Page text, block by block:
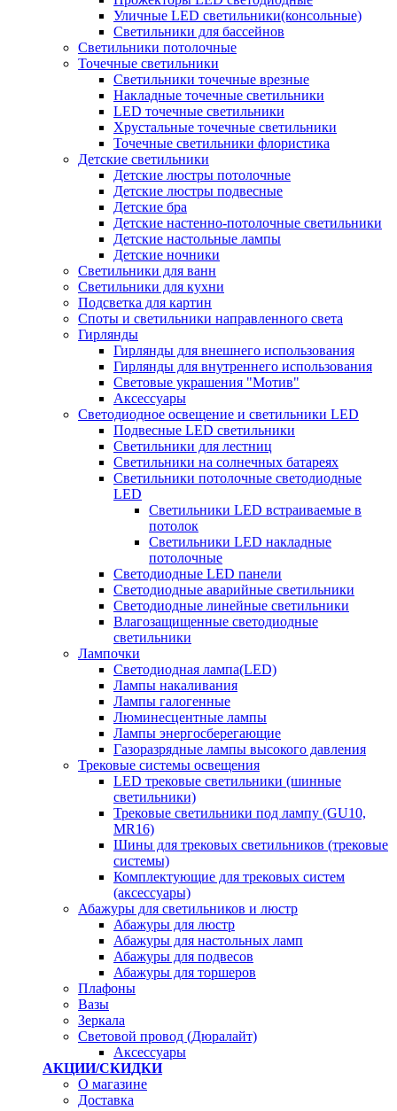
Уличные LED светильники(консольные)
Светильники для бассейнов
Светильники потолочные
Точечные светильники
Светильники точечные врезные
Накладные точечные светильники
LED точечные светильники
Хрустальные точечные светильники
Точечные светильники флористика
Детские светильники
Детские люстры потолочные
Детские люстры подвесные
Детские бра
Детские настенно-потолочные светильники
Детские настольные лампы
Детские ночники
Светильники для ванн
Светильники для кухни
Подсветка для картин
Споты и светильники направленного света
Гирлянды
Гирлянды для внешнего использования
Гирлянды для внутреннего использования
Световые украшения "Мотив"
Аксессуары
Светодиодное освещение и светильники LED
Подвесные LED светильники
Светильники для лестниц
Светильники на солнечных батареях
Светильники потолочные светодиодные
LED
Cветильники LED встраиваемые в
потолок
Светильники LED накладные
потолочные
Светодиодные LED панели
Светодиодные аварийные светильники
Светодиодные линейные светильники
Влагозащищенные светодиодные
светильники
Лампочки
Светодиодная лампа(LED)
Лампы накаливания
Лампы галогенные
Люминесцентные лампы
Лампы энергосберегающие
Газоразрядные лампы высокого давления
Трековые системы освещения
LED трековые светильники (шинные
светильники)
Трековые светильники под лампу (GU10,
MR16)
Шины для трековых светильников (трековые
системы)
Комплектующие для трековых систем
(аксессуары)
Абажуры для светильников и люстр
Абажуры для люстр
Абажуры для настольных ламп
Абажуры для подвесов
Абажуры для торшеров
Плафоны
Вазы
Зеркала
Световой провод (Дюралайт)
Аксессуары
АКЦИИ/СКИДКИ
О магазине
Доставка